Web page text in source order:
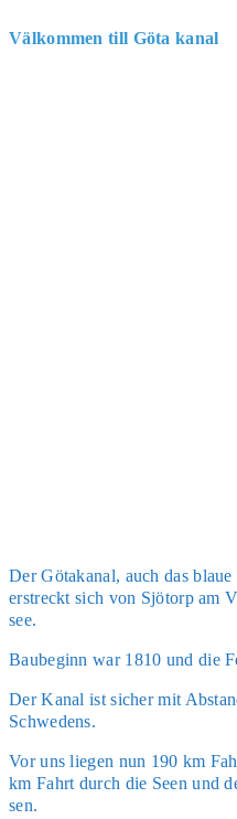
Välkommen till Göta kanal
Der Götaka­nal, auch das
erstreckt sich von Sjöt­orp am
see.
Bau­be­ginn war 1810 und die
Der Kanal ist sicher mit
Schwe­dens.
Vor uns lie­gen nun 190 km
km Fahrt durch die Seen und
sen.